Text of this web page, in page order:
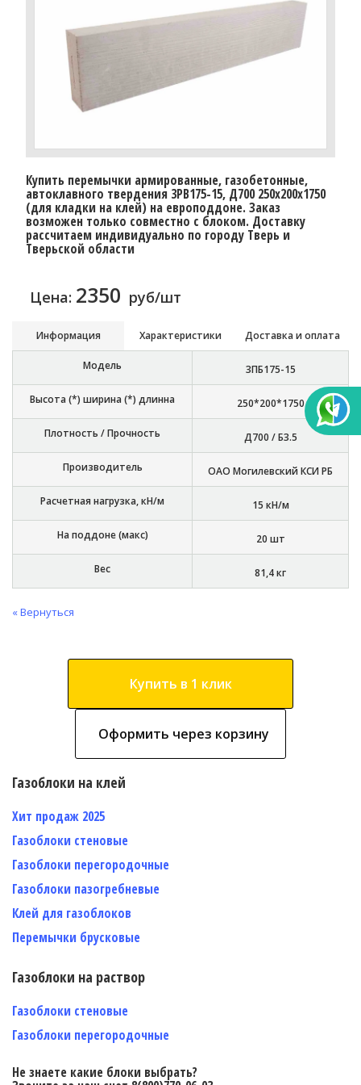
Купить перемычки армированные, газобетонные,
автоклавного твердения 3PB175-15, Д700 250х200х1750
(для кладки на клей) на европоддоне. Заказ
возможен только совместно с блоком. Доставку
расcчитаем индивидуально по городу Тверь и
Тверьской области
Цена: 2350 руб/шт
Информация Характеристики Доставка и оплата
Модель 3ПБ175-15
Высота (*) ширина (*) длинна 250*200*1750
Плотность / Прочность Д700 / Б3.5
Производитель ОАО Могилевский КСИ РБ
Расчетная нагрузка, кН/м 15 кН/м
На поддоне (макс) 20 шт
Вес 81,4 кг
« Вернуться
Купить в 1 клик
Оформить через корзину
Газоблоки на клей
Хит продаж 2025
Газоблоки стеновые
Газоблоки перегородочные
Газоблоки пазогребневые
Клей для газоблоков
Перемычки брусковые
Газоблоки на раствор
Газоблоки стеновые
Газоблоки перегородочные
Не знаете какие блоки выбрать?